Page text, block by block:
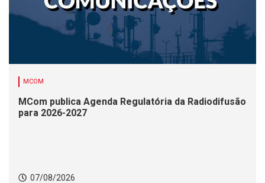
MCOM
MCom publica Agenda Regulatória da Radiodifusão
para 2026-2027
07/08/2026